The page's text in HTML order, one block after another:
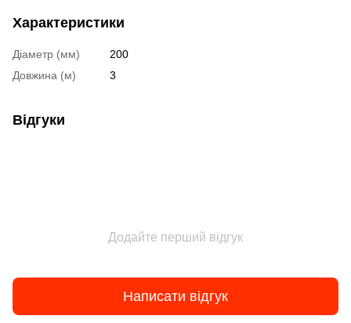
Характеристики
Діаметр (мм)
200
Довжина (м)
3
Відгуки
Додайте перший відгук
Написати відгук